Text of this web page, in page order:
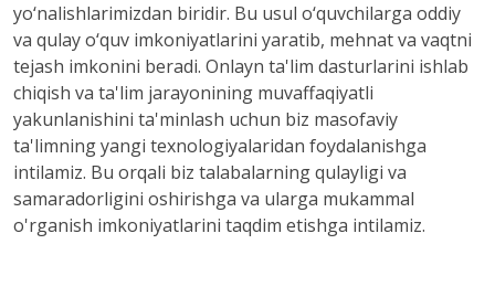
yo‘nalishlarimizdan biridir. Bu usul o‘quvchilarga oddiy
va qulay o‘quv imkoniyatlarini yaratib, mehnat va vaqtni
tejash imkonini beradi. Onlayn ta'lim dasturlarini ishlab
chiqish va ta'lim jarayonining muvaffaqiyatli
yakunlanishini ta'minlash uchun biz masofaviy
ta'limning yangi texnologiyalaridan foydalanishga
intilamiz. Bu orqali biz talabalarning qulayligi va
samaradorligini oshirishga va ularga mukammal
o'rganish imkoniyatlarini taqdim etishga intilamiz.